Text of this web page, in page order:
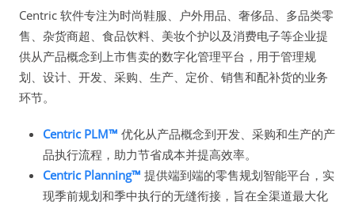
Centric 软件专注为时尚鞋服、户外用品、奢侈品、多品类零
售、杂货商超、食品饮料、美妆个护以及消费电子等企业提
供从产品概念到上市售卖的数字化管理平台，用于管理规
划、设计、开发、采购、生产、定价、销售和配补货的业务
环节。
Centric PLM™ 优化从产品概念到开发、采购和生产的产
品执行流程，助力节省成本并提高效率。
Centric Planning™ 提供端到端的零售规划智能平台，实
现季前规划和季中执行的无缝衔接，旨在全渠道最大化